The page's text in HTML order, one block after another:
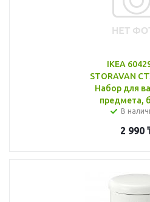
IKEA
STORAVAN
Набор для
предмета,
В
2 990